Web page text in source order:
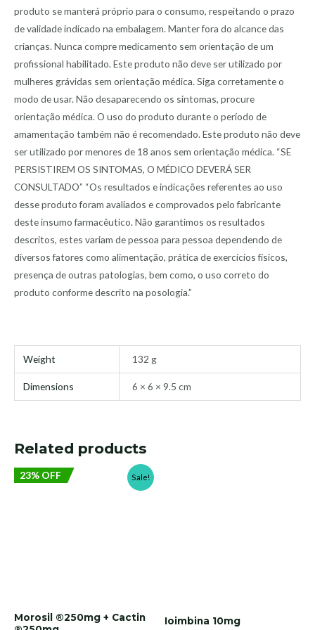
produto se manterá próprio para o consumo, respeitando o prazo
de validade indicado na embalagem. Manter fora do alcance das
crianças. Nunca compre medicamento sem orientação de um
profissional habilitado. Este produto não deve ser utilizado por
mulheres grávidas sem orientação médica. Siga corretamente o
modo de usar. Não desaparecendo os sintomas, procure
orientação médica. O uso do produto durante o período de
amamentação também não é recomendado. Este produto não deve
ser utilizado por menores de 18 anos sem orientação médica. “SE
PERSISTIREM OS SINTOMAS, O MÉDICO DEVERÁ SER
CONSULTADO” “Os resultados e indicações referentes ao uso
desse produto foram avaliados e comprovados pelo fabricante
deste insumo farmacêutico. Não garantimos os resultados
descritos, estes variam de pessoa para pessoa dependendo de
diversos fatores como alimentação, prática de exercícios físicos,
presença de outras patologias, bem como, o uso correto do
produto conforme descrito na posologia.”
Weight 132 g
Dimensions 6 × 6 × 9.5 cm
Related products
Sale!
23% OFF
Morosil ®250mg + Cactin
Ioimbina 10mg